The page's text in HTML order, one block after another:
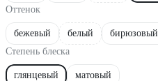
Оттенок
бежевый белый бирюзовый
Степень блеска
глянцевый матовый